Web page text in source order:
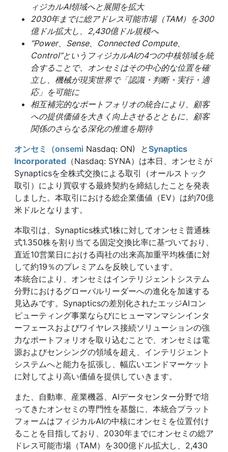
ィジカルAI領域へと展開を拡大
2030年までに総アドレス可能市場（TAM）を300
億ドル拡大し、2,430億ドル規模へ
“Power、Sense、Connected Compute、
Control”というフィジカルAIの4つの中核領域を統
合することで、オンセミはその中心的な位置を確
立し、機械が現実世界で「認識・判断・実行・適
応」を可能に
相互補完的なポートフォリオの統合により、顧客
への提供価値を大きく向上させるとともに、顧客
関係のさらなる深化の推進を期待
オンセミ（onsemi Nasdaq: ON) とSynaptics
Incorporated （Nasdaq: SYNA）は本日、オンセミが
Synapticsを全株式交換による取引（オールストック
取引）により買収する最終契約を締結したことを発表
しました。本取引における総企業価値（EV）は約70億
米ドルとなります。
本取引は、Synaptics株式1株に対してオンセミ普通株
式1.350株を割り当てる固定交換比率に基づいており、
直近10営業日における両社の出来高加重平均株価に対
して約19％のプレミアムを反映しています。
本統合により、オンセミはインテリジェントシステム
分野におけるグローバルリーダーへの進化を加速する
見込みです。Synapticsの差別化されたエッジAIコン
ピューティング事業ならびにヒューマンマシンインタ
ーフェースおよびワイヤレス接続ソリューションの強
力なポートフォリオを取り込むことで、オンセミは電
源およびセンシングの領域を超え、インテリジェント
システムへと能力を拡張し、幅広いエンドマーケット
に対してより高い価値を提供していきます。
また、自動車、産業機器、AIデータセンター分野で培
ってきたオンセミの専門性を基盤に、本統合プラット
フォームはフィジカルAIの中核にオンセミを位置付け
ることを目指しており、2030年までにオンセミの総ア
ドレス可能市場（TAM）を300億ドル拡大し、2,430